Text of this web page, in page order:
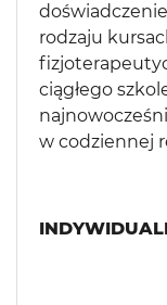
rodzaju
ciągłego
w codziennej